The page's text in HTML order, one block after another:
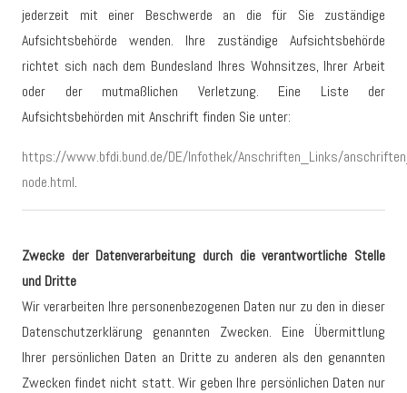
jederzeit mit einer Beschwerde an die für Sie zuständige
Aufsichtsbehörde wenden. Ihre zuständige Aufsichtsbehörde
richtet sich nach dem Bundesland Ihres Wohnsitzes, Ihrer Arbeit
oder der mutmaßlichen Verletzung. Eine Liste der
Aufsichtsbehörden mit Anschrift finden Sie unter:
https://www.bfdi.bund.de/DE/Infothek/Anschriften_Links/
node.html.
Zwecke der Datenverarbeitung durch die verantwortliche Stelle
und Dritte
Wir verarbeiten Ihre personenbezogenen Daten nur zu den in dieser
Datenschutzerklärung genannten Zwecken. Eine Übermittlung
Ihrer persönlichen Daten an Dritte zu anderen als den genannten
Zwecken findet nicht statt. Wir geben Ihre persönlichen Daten nur